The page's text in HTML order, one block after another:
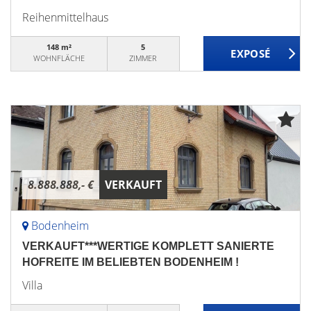
Reihenmittelhaus
148 m²
WOHNFLÄCHE
5
ZIMMER
8.888.888,- € VERKAUFT
Bodenheim
VERKAUFT***WERTIGE KOMPLETT SANIERTE
HOFREITE IM BELIEBTEN BODENHEIM !
Villa